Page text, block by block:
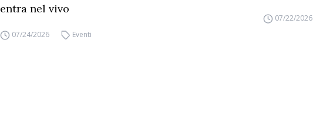
entra nel vivo
07/24/2026 Eventi
07/22/2026